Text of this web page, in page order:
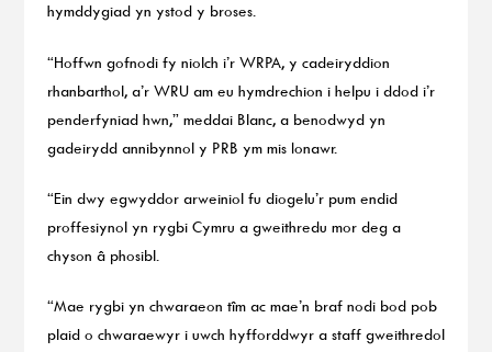
hymddygiad yn ystod y broses.
“Hoffwn gofnodi fy niolch i’r WRPA, y cadeiryddion
rhanbarthol, a’r WRU am eu hymdrechion i helpu i ddod i’r
penderfyniad hwn,” meddai Blanc, a benodwyd yn
gadeirydd annibynnol y PRB ym mis Ionawr.
“Ein dwy egwyddor arweiniol fu diogelu’r pum endid
proffesiynol yn rygbi Cymru a gweithredu mor deg a
chyson â phosibl.
“Mae rygbi yn chwaraeon tîm ac mae’n braf nodi bod pob
plaid o chwaraewyr i uwch hyfforddwyr a staff gweithredol